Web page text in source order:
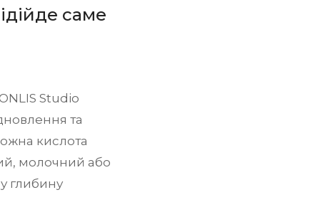
саме
Studio
та
кислота
молочний або
глибину